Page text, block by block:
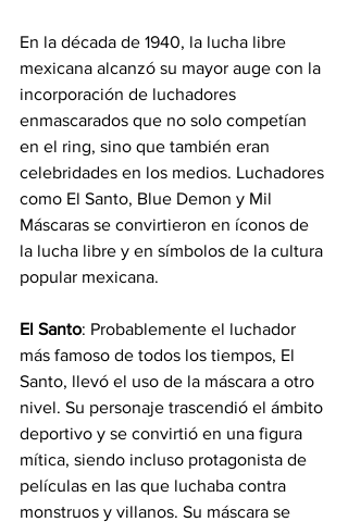
En la década de 1940, la lucha libre
mexicana alcanzó su mayor auge con la
incorporación de luchadores
enmascarados que no solo competían
en el ring, sino que también eran
celebridades en los medios. Luchadores
como El Santo, Blue Demon y Mil
Máscaras se convirtieron en íconos de
la lucha libre y en símbolos de la cultura
popular mexicana.
El Santo: Probablemente el luchador
más famoso de todos los tiempos, El
Santo, llevó el uso de la máscara a otro
nivel. Su personaje trascendió el ámbito
deportivo y se convirtió en una figura
mítica, siendo incluso protagonista de
películas en las que luchaba contra
monstruos y villanos. Su máscara se